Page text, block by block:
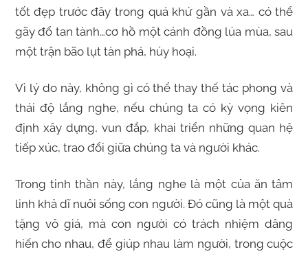
tốt đẹp trước đây trong quá khứ gần và xa… có thể
gãy đổ tan tành…cơ hồ một cánh đồng lúa mùa, sau
một trận bão lụt tàn phá, hủy hoại.
Vì lý do này, không gì có thể thay thế tác phong và
thái độ lắng nghe, nếu chúng ta có kỳ vọng kiên
định xây dựng, vun đắp, khai triển những quan hệ
tiếp xúc, trao đổi giữa chúng ta và người khác.
Trong tinh thần này, lắng nghe là một của ăn tâm
linh khả dĩ nuôi sống con người. Đó cũng là một quà
tặng vô giá, mà con người có trách nhiệm dâng
hiến cho nhau, để giúp nhau làm người, trong cuộc